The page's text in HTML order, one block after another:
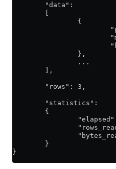
        "data":
        [
                {
                },
                ...
        ],
        "rows": 3,
        "statistics":
        {
        }
}